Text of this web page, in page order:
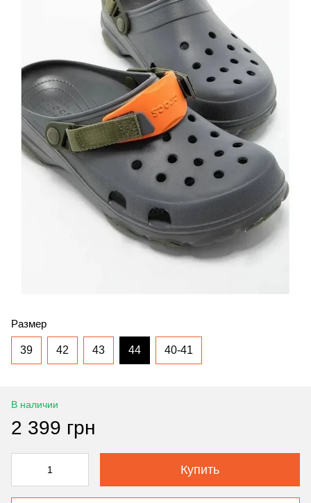
Размер
39 42 43 44 40-41
В наличии
2 399 грн
Купить